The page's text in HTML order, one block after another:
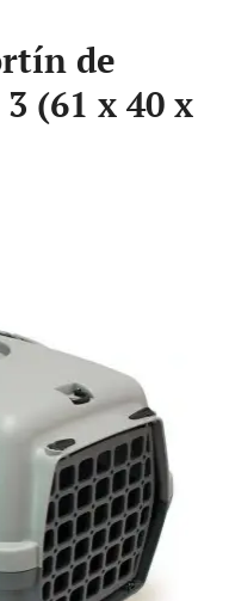
de
(61 x 40 x